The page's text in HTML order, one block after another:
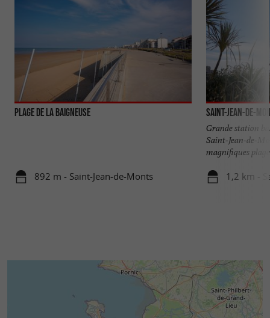
Plage de la Baigneuse
892 m - Saint-Jean-de-Monts
Saint-Jean-de-
Grande station
Saint-Jean-de-
magnifiques
1,2 km -